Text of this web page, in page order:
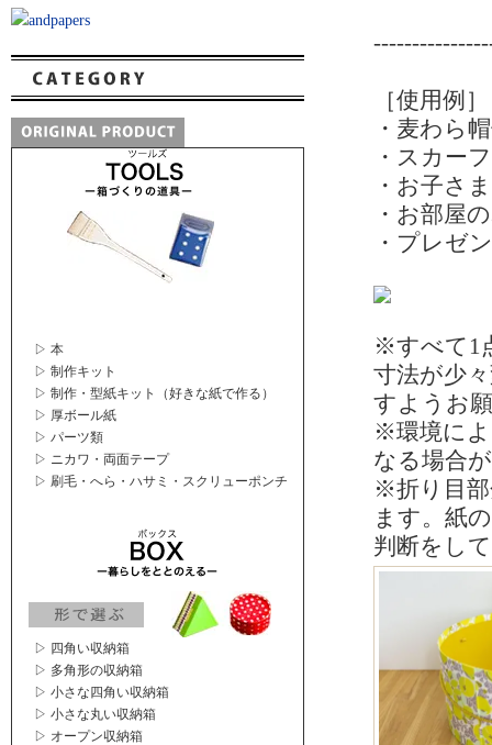
▷ 本
▷ 制作キット
▷ 制作・型紙キット（好きな紙で作る）
▷ 厚ボール紙
▷ パーツ類
▷ ニカワ・両面テープ
▷ 刷毛・へら・ハサミ・スクリューポンチ
▷ 四角い収納箱
▷ 多角形の収納箱
▷ 小さな四角い収納箱
▷ 小さな丸い収納箱
▷ オープン収納箱
［使用例］
・麦わら
・スカー
・お子さ
・お部屋
・プレゼ
※すべて1
寸法が少
すようお
※環境によ
なる場合
※折り目
ます。紙
判断をし